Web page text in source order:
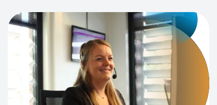
CloudCuddle Junior –Bekijk hier de